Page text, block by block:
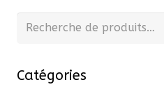
Recherche
Catégories